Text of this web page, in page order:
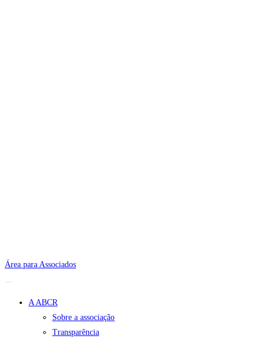
Área para Associados
A ABCR
Sobre a associação
Transparência